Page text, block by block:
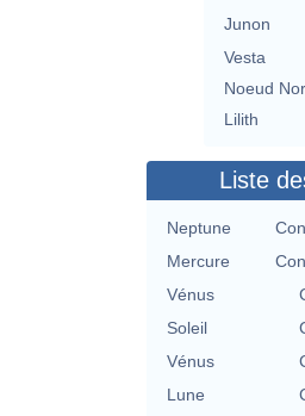
Junon
Vesta
Noeud
Lilith
Liste
Neptune
Mercure
Vénus
Soleil
Vénus
Lune